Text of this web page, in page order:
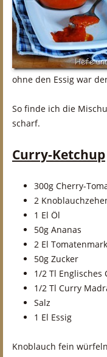
ohne den Essig war
So finde ich die
scharf.
Curry-Ketchup
300g Cherry-
2
1 El Öl
50g Ananas
2 El Tomatenmark
50g Zucker
1/2 Tl Englisches
1/2 Tl Curry
Salz
1 El Essig
Knoblauch fein